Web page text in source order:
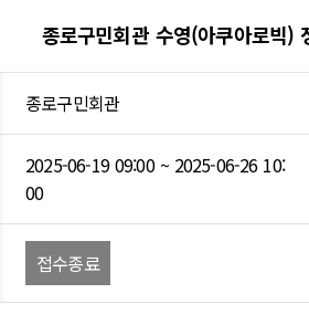
종로구민회관 수영(아쿠아로빅)
종로구민회관
2025-06-19 09:00 ~ 2025-06-26 10:
00
접수종료